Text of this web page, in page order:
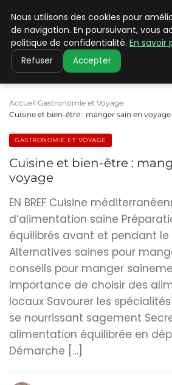
PILAT
Accueil Gastronomie et Voyage
Cuisine et bien-être : manger sain en voyage
GASTRONOMIE ET VOYAGE
Cuisine et bien-être :
voyage
EN BREF Cuisine
d’alimentation saine
équilibrés avant et pendant
Alternatives saines pour
conseils pour manger
Importance de choisir des
locaux Savourer les
se nourrissant sagement
alimentation équilibrée en
Démarche […]
Nous utilisons des cookies pour
de navigation. En poursuivant, vous
politique de confidentialité. En savoir
Refuser Accepter